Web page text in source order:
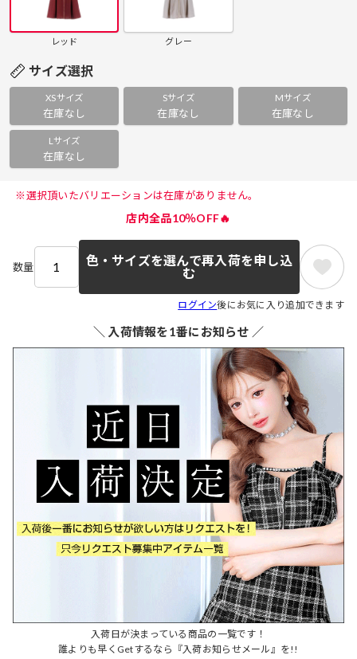
レッド グレー
サイズ選択
XSサイズ
在庫なし
Sサイズ
在庫なし
Mサイズ
在庫なし
Lサイズ
在庫なし
※選択頂いたバリエーションは在庫がありません。
店内全品10％OFF🔥
数量
色・サイズを選んで再入荷を申し込
む
ログイン後にお気に入り追加できます
＼ 入荷情報を1番にお知らせ ／
入荷日が決まっている商品の一覧です！
誰よりも早くGetするなら『入荷お知らせメール』を!!